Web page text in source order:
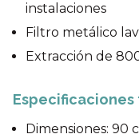
instalaciones
Filtro metálico
Extracción de
Dimensiones: 90